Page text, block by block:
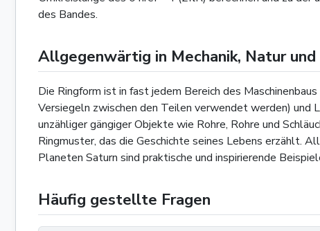
des Bandes.
Allgegenwärtig in Mechanik, Natur
Die Ringform ist in fast jedem Bereich des
Versiegeln zwischen den Teilen verwendet werden) und
unzähliger gängiger Objekte wie Rohre, Rohre und
Ringmuster, das die Geschichte seines Lebens erzählt.
Planeten Saturn sind praktische und inspirierende
Häufig gestellte Fragen